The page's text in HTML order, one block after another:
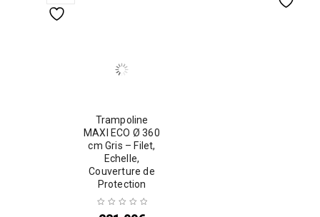
Trampoline
MAXI ECO Ø 360
cm Gris – Filet,
Echelle,
Couverture de
Protection